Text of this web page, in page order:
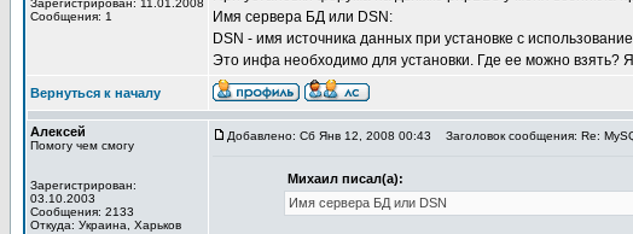
Зарегистрирован: 11.01.2008
Сообщения: 1
Имя сервера БД или DSN:
DSN - имя источника данных при установке с
Это инфа необходимо для установки. Где ее можно взять?
Вернуться к началу
Алексей
Помогу чем смогу
Зарегистрирован:
03.10.2003
Сообщения: 2133
Откуда: Украина, Харьков
Добавлено: Сб Янв 12, 2008 00:43 Заголовок сообщения: Re:
Михаил писал(а):
Имя сервера БД или DSN